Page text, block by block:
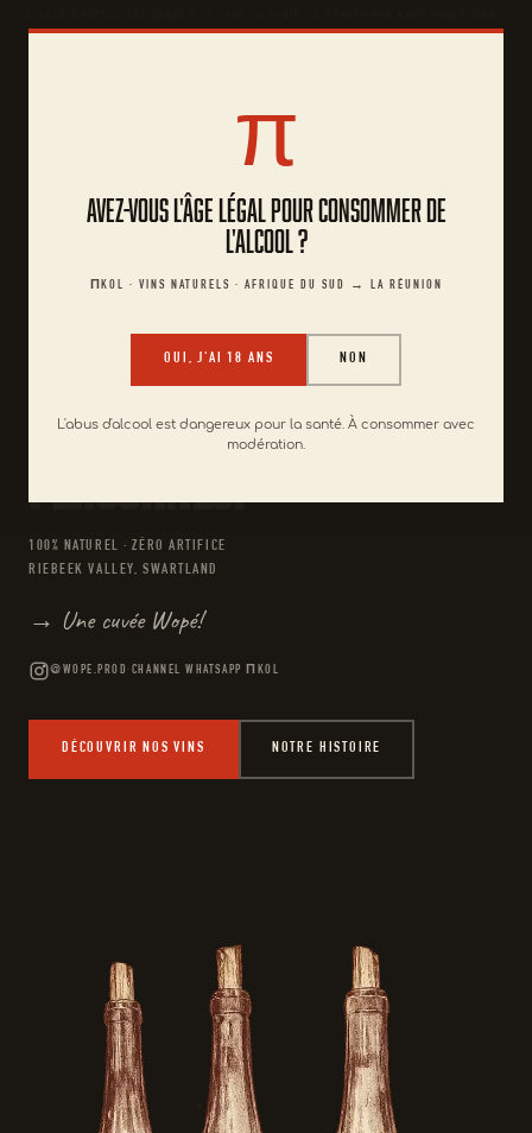
π
Avez-vous l'âge légal pour consommer de
l'alcool ?
ΠKOL · VINS NATURELS · AFRIQUE DU SUD → LA RÉUNION
OUI, J'AI 18 ANS NON
L'abus d'alcool est dangereux pour la santé. À consommer avec
modération.
VENTE INTERDITE AUX MINEURS
VIN NATUREL · AFRIQUE DU SUD · LA RÉUNION
Un jus de
fruit pour
grandes
personnes.
100% NATUREL · ZÉRO ARTIFICE
RIEBEEK VALLEY, SWARTLAND
→ Une cuvée Wopé!
@WOPE.PROD·CHANNEL WHATSAPP ΠKOL
DÉCOUVRIR NOS VINS NOTRE HISTOIRE